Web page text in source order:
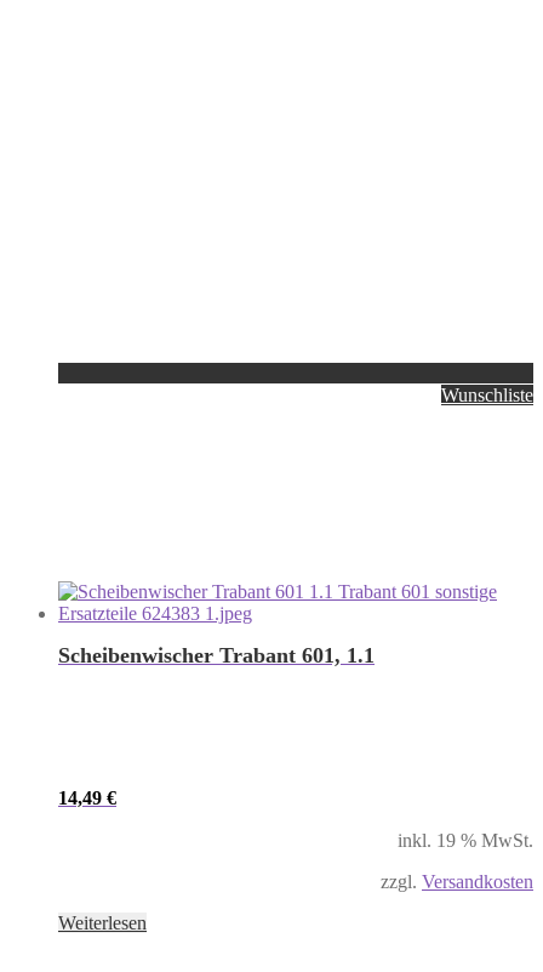
Wunschliste
Scheibenwischer Trabant 601, 1.1
14,49 €
inkl. 19 % MwSt.
zzgl. Versandkosten
Weiterlesen